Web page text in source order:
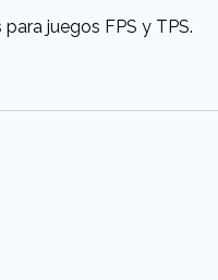
juegos FPS y TPS.